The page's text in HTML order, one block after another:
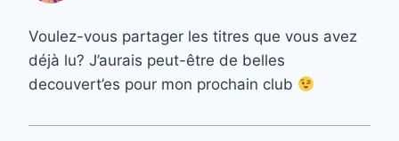
Voulez-vous partager les titres que vous avez
déjà lu? J’aurais peut-être de belles
decouvert’es pour mon prochain club